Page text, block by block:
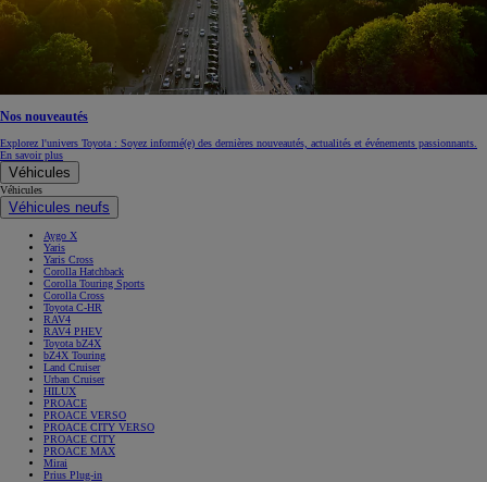
Nos nouveautés
Explorez l'univers Toyota : Soyez informé(e) des dernières nouveautés, actualités et événements passionnants.
En savoir plus
Véhicules
Véhicules
Véhicules neufs
Aygo X
Yaris
Yaris Cross
Corolla Hatchback
Corolla Touring Sports
Corolla Cross
Toyota C-HR
RAV4
RAV4 PHEV
Toyota bZ4X
bZ4X Touring
Land Cruiser
Urban Cruiser
HILUX
PROACE
PROACE VERSO
PROACE CITY VERSO
PROACE CITY
PROACE MAX
Mirai
Prius Plug-in